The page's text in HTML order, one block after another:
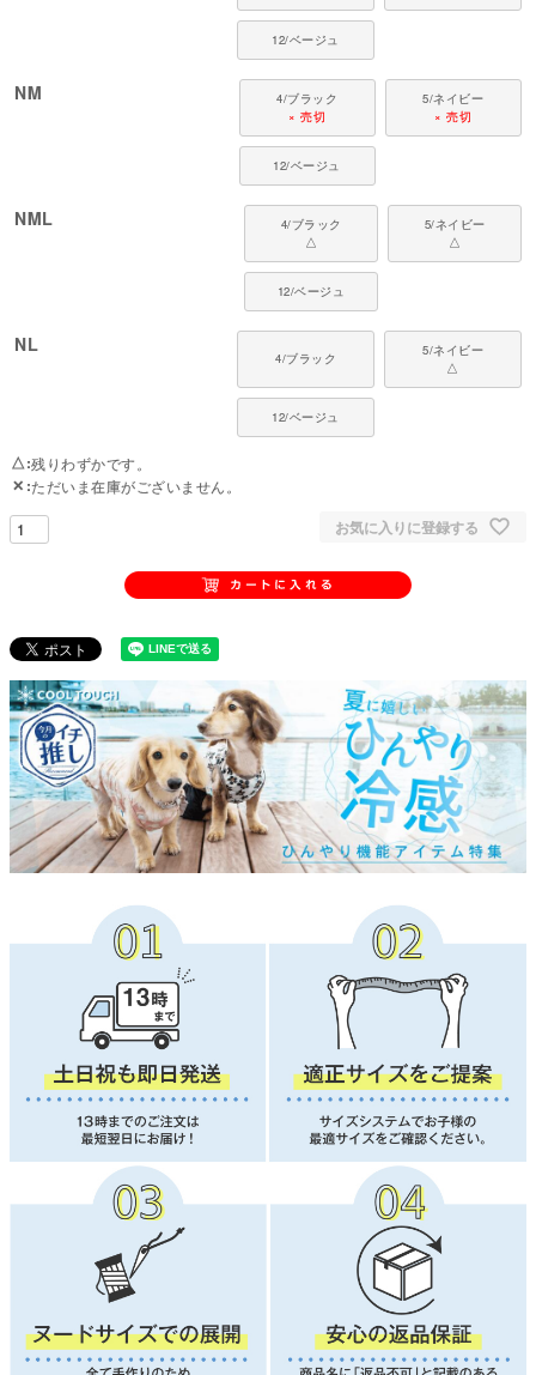
12/ベージュ
NM
4/ブラック
× 売切
5/ネイビー
× 売切
12/ベージュ
NML
4/ブラック
△
5/ネイビー
△
12/ベージュ
NL
4/ブラック
5/ネイビー
△
12/ベージュ
△ 残りわずかです。
✕ ただいま在庫がございません。
お気に入りに登録する